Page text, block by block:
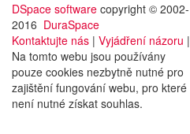
DSpace software copyright © 2002-
2016 DuraSpace
Kontaktujte nás | Vyjádření názoru |
Na tomto webu jsou používány
pouze cookies nezbytně nutné pro
zajištění fungování webu, pro které
není nutné získat souhlas.